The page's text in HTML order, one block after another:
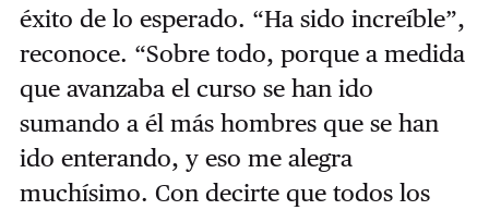
éxito de lo esperado. “Ha sido increíble”,
reconoce. “Sobre todo, porque a medida
que avanzaba el curso se han ido
sumando a él más hombres que se han
ido enterando, y eso me alegra
muchísimo. Con decirte que todos los